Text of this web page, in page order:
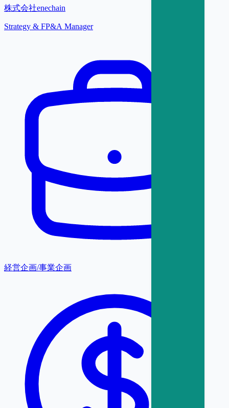
株式会社enechain
Strategy & FP&A Manager
経営企画/事業企画